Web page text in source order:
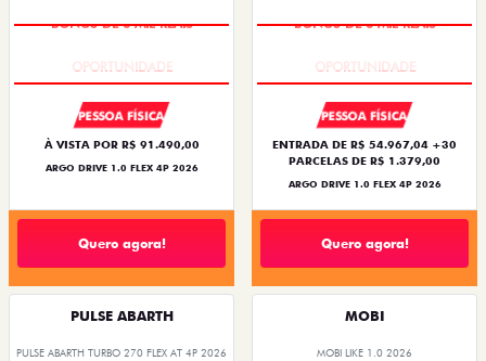
PESSOA FÍSICA
À VISTA POR R$ 91.490,00
ARGO DRIVE 1.0 FLEX 4P 2026
Quero agora!
PESSOA FÍSICA
ENTRADA DE R$ 54.967,04 +30
PARCELAS DE R$ 1.379,00
ARGO DRIVE 1.0 FLEX 4P 2026
Quero agora!
PULSE ABARTH
PULSE ABARTH TURBO 270 FLEX AT 4P 2026
MOBI
MOBI LIKE 1.0 2026